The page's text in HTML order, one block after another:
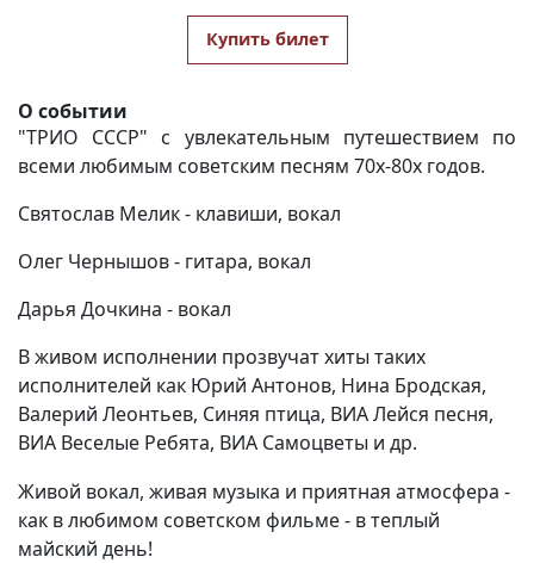
Купить билет
О событии
"ТРИО СССР" с увлекательным путешествием по
всеми любимым советским песням 70х-80х годов.
Святослав Мелик - клавиши, вокал
Олег Чернышов - гитара, вокал
Дарья Дочкина - вокал
В живом исполнении прозвучат хиты таких
исполнителей как Юрий Антонов, Нина Бродская,
Валерий Леонтьев, Синяя птица, ВИА Лейся песня,
ВИА Веселые Ребята, ВИА Самоцветы и др.
Живой вокал, живая музыка и приятная атмосфера -
как в любимом советском фильме - в теплый
майский день!